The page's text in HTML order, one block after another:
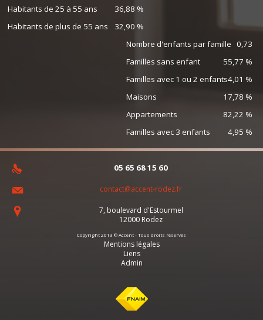
Habitants de 25 à 55 ans
36,88 %
Habitants de plus de 55 ans
32,90 %
Nombre d'enfants par famille 0,73
Familles sans enfant
55,77 %
Familles avec 1 ou 2 enfants4,01 %
Maisons
17,78 %
Appartements
82,22 %
Familles avec 3 enfants
4,95 %
05 65 68 15 60
contact@accent-rodez.fr
7, boulevard d'Estourmel
12000 Rodez
Copyright 2013 © Accent - Tous droits réservés
Mentions légales
Liens
Admin